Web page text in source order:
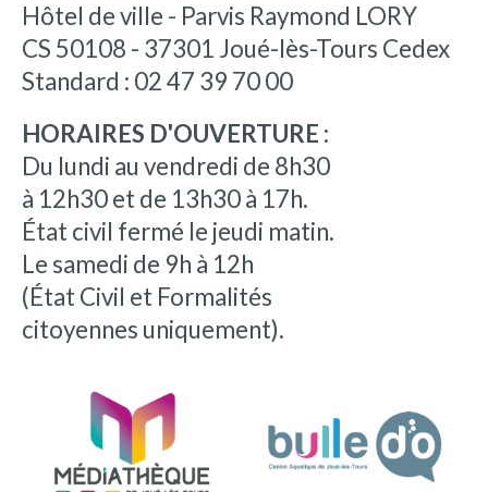
Hôtel de ville - Parvis Raymond LORY
CS 50108 - 37301 Joué-lès-Tours Cedex
Standard : 02 47 39 70 00
HORAIRES D'OUVERTURE :
Du lundi au vendredi de 8h30
à 12h30 et de 13h30 à 17h.
État civil fermé le jeudi matin.
Le samedi de 9h à 12h
(État Civil et Formalités
citoyennes uniquement).